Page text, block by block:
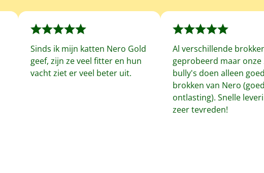
Sinds ik mijn katten Nero Gold
geef, zijn ze veel fitter en hun
vacht ziet er veel beter uit.
Al verschillende
geprobeerd maar onze
bully's doen alleen
brokken van Nero
ontlasting). Snelle
zeer tevreden!